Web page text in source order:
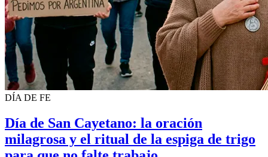
DÍA DE FE
Día de San Cayetano: la oración
milagrosa y el ritual de la espiga de trigo